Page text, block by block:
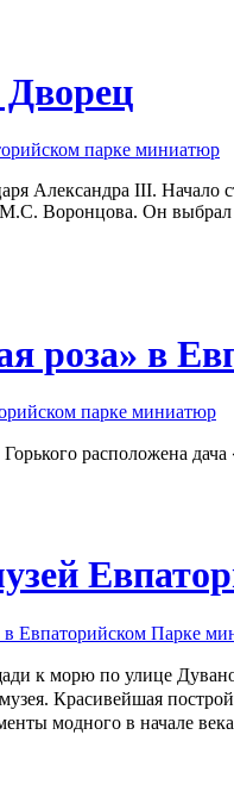
Александра III. Начало
Воронцова. Он
роза» в
расположена
к морю по улице
Красивейшая
модного в начале